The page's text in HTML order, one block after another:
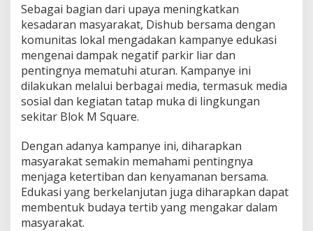
Sebagai bagian dari upaya meningkatkan
kesadaran masyarakat, Dishub bersama dengan
komunitas lokal mengadakan kampanye edukasi
mengenai dampak negatif parkir liar dan
pentingnya mematuhi aturan. Kampanye ini
dilakukan melalui berbagai media, termasuk media
sosial dan kegiatan tatap muka di lingkungan
sekitar Blok M Square.
Dengan adanya kampanye ini, diharapkan
masyarakat semakin memahami pentingnya
menjaga ketertiban dan kenyamanan bersama.
Edukasi yang berkelanjutan juga diharapkan dapat
membentuk budaya tertib yang mengakar dalam
masyarakat.